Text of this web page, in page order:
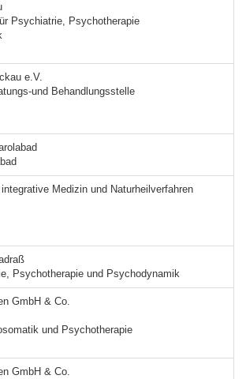
Psychiatrie, Psychotherapie
e.V.
und Behandlungsstelle
Medizin und Naturheilverfahren
Psychotherapie und Psychodynamik
GmbH & Co.
und Psychotherapie
GmbH & Co.